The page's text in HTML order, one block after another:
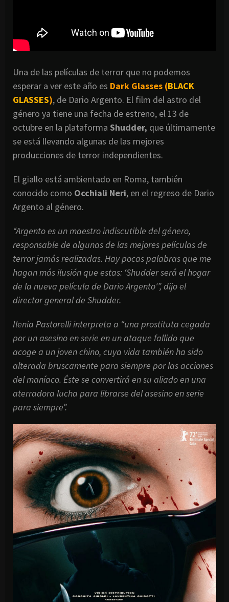
Una de las películas de terror que no podemos
esperar a ver este año es Dark Glasses (BLACK
GLASSES), de Dario Argento. El film del astro del
género ya tiene una fecha de estreno, el 13 de
octubre en la plataforma Shudder, que últimamente
se está llevando algunas de las mejores
producciones de terror independientes.
El giallo está ambientado en Roma, también
conocido como Occhiali Neri, en el regreso de Dario
Argento al género.
“Argento es un maestro indiscutible del género,
responsable de algunas de las mejores películas de
terror jamás realizadas. Hay pocas palabras que me
hagan más ilusión que estas: ‘Shudder será el hogar
de la nueva película de Dario Argento'”, dijo el
director general de Shudder.
Ilenia Pastorelli interpreta a “una prostituta cegada
por un asesino en serie en un ataque fallido que
acoge a un joven chino, cuya vida también ha sido
alterada bruscamente para siempre por las acciones
del maníaco. Éste se convertirá en su aliado en una
aterradora lucha para librarse del asesino en serie
para siempre”.